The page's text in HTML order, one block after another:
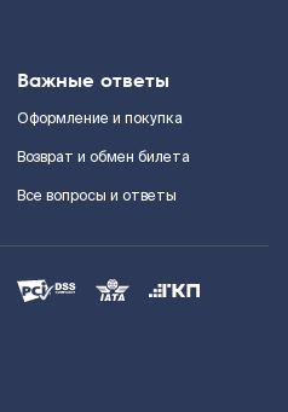
Важные ответы
Оформление и покупка
Возврат и обмен билета
Все вопросы и ответы